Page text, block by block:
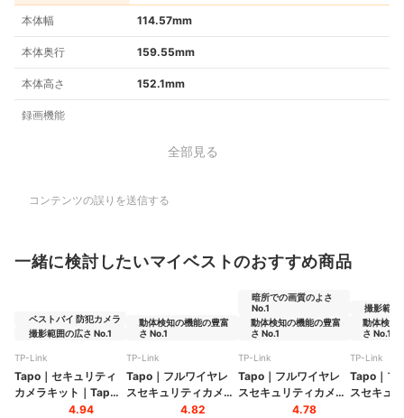
本体幅 114.57mm
本体奥行 159.55mm
本体高さ 152.1mm
録画機能
全部見る
コンテンツの誤りを送信する
一緒に検討したいマイベストのおすすめ商品
ベストバイ 防犯カメラ
撮影範囲の広さ No.1
TP-Link
Tapo ｜ セキュリティ
カメラキット ｜ Tapo
C645D KIT/A
4.94
動体検知の機能の豊富
さ No.1
TP-Link
Tapo ｜ フルワイヤレ
スセキュリティカメラ
Tapo C460
4.82
暗所での画質のよさ
No.1
動体検知の機能の豊富
さ No.1
TP-Link
Tapo ｜ フルワイヤレ
スセキュリティカメラ
Tapo C1204.78
撮影範囲
動体検知
さ No.1
TP-Link
Tapo ｜ フ
スセキュ